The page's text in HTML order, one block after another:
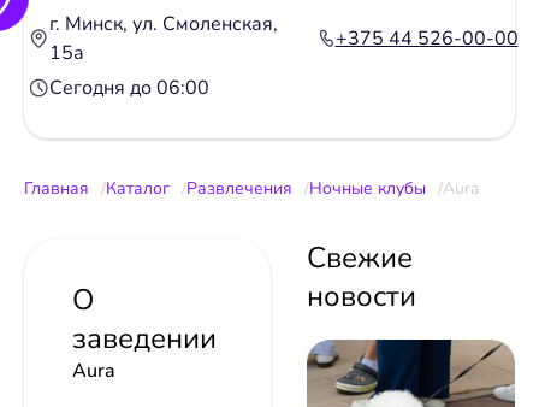
г. Минск, ул. Смоленская,
15а
+375 44 526-00-00
Сегодня до 06:00
Главная Каталог Развлечения Ночные клубы Aura
О
заведении
Aura
Свежие
новости